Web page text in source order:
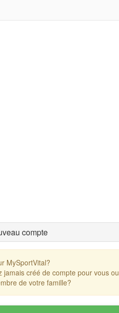
compte
MySportVital?
jamais créé de compte pour vous ou
de votre famille?